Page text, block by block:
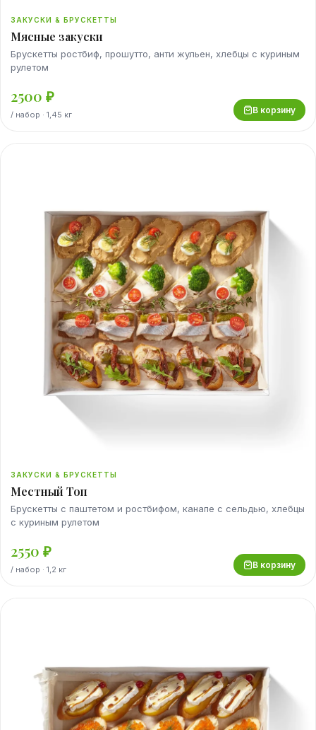
ЗАКУСКИ & БРУСКЕТТЫ
Мясные закуски
Брускетты ростбиф, прошутто, анти жульен, хлебцы с куриным
рулетом
2500 ₽
/ набор · 1,45 кг В корзину
ЗАКУСКИ & БРУСКЕТТЫ
Местный Топ
Брускетты с паштетом и ростбифом, канапе с сельдью, хлебцы
с куриным рулетом
2550 ₽
/ набор · 1,2 кг В корзину